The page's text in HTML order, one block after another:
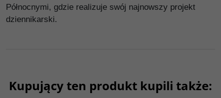
Północnymi, gdzie realizuje swój najnowszy projekt
dziennikarski.
Kupujący ten produkt kupili także: